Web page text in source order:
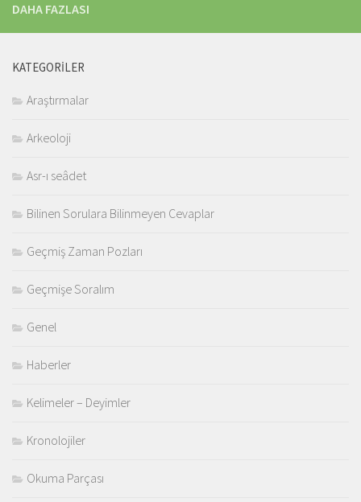
DAHA FAZLASI
KATEGORILER
Araştırmalar
Arkeoloji
Asr-ı seâdet
Bilinen Sorulara Bilinmeyen Cevaplar
Geçmiş Zaman Pozları
Geçmişe Soralım
Genel
Haberler
Kelimeler – Deyimler
Kronolojiler
Okuma Parçası